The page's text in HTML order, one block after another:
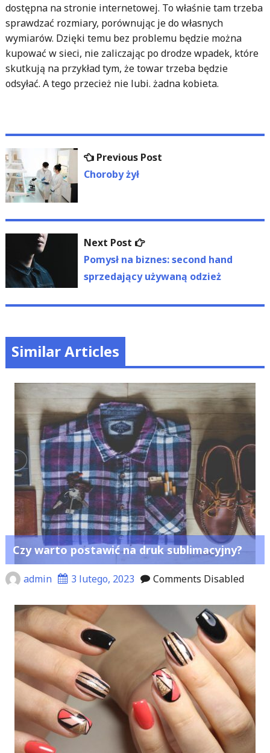
dostępna na stronie internetowej. To właśnie tam trzeba
sprawdzać rozmiary, porównując je do własnych
wymiarów. Dzięki temu bez problemu będzie można
kupować w sieci, nie zaliczając po drodze wpadek, które
skutkują na przykład tym, że towar trzeba będzie
odsyłać. A tego przecież nie lubi. żadna kobieta.
Nawigacja
wpisu
Previous PostPrevious
Choroby żył
Next Post
Next
post:
Pomysł na biznes: second hand
sprzedający używaną odzież
Similar Articles
Czy warto postawić na druk sublimacyjny?
admin 3 lutego, 2023 Comments Disabled